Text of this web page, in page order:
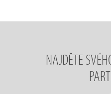
NAJDĚTE